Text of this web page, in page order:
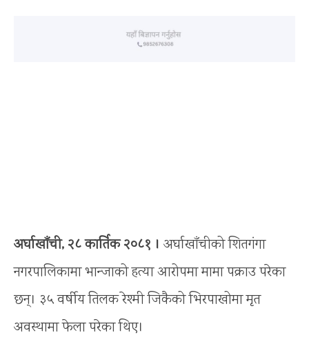
अर्घाखाँची, २८ कार्तिक २०८१ । अर्घाखाँचीको शितगंगा
नगरपालिकामा भान्जाको हत्या आरोपमा मामा पक्राउ परेका
छन्। ३५ वर्षीय तिलक रेश्मी जिकैको भिरपाखोमा मृत
अवस्थामा फेला परेका थिए।